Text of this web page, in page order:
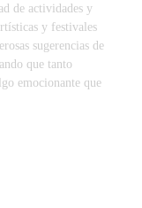
de actividades y
y festivales
sugerencias de
que tanto
emocionante que